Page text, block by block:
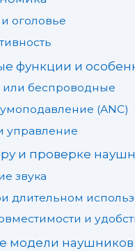
оголовье
функции и
беспроводные
(ANC)
управление
и проверке
звука
длительном
и
модели наушников